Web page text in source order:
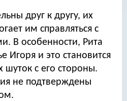
друг к другу, их
им справляться с
В особенности, Рита
Игоря и это становится
шуток с его стороны.
не подтверждены